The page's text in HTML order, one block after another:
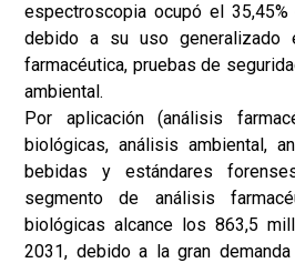
espectroscopia ocupó el
debido a su uso generalizado
farmacéutica, pruebas de
ambiental.
Por aplicación (análisis
biológicas, análisis ambiental,
bebidas y estándares
segmento de análisis
biológicas alcance los 863,5
2031, debido a la gran